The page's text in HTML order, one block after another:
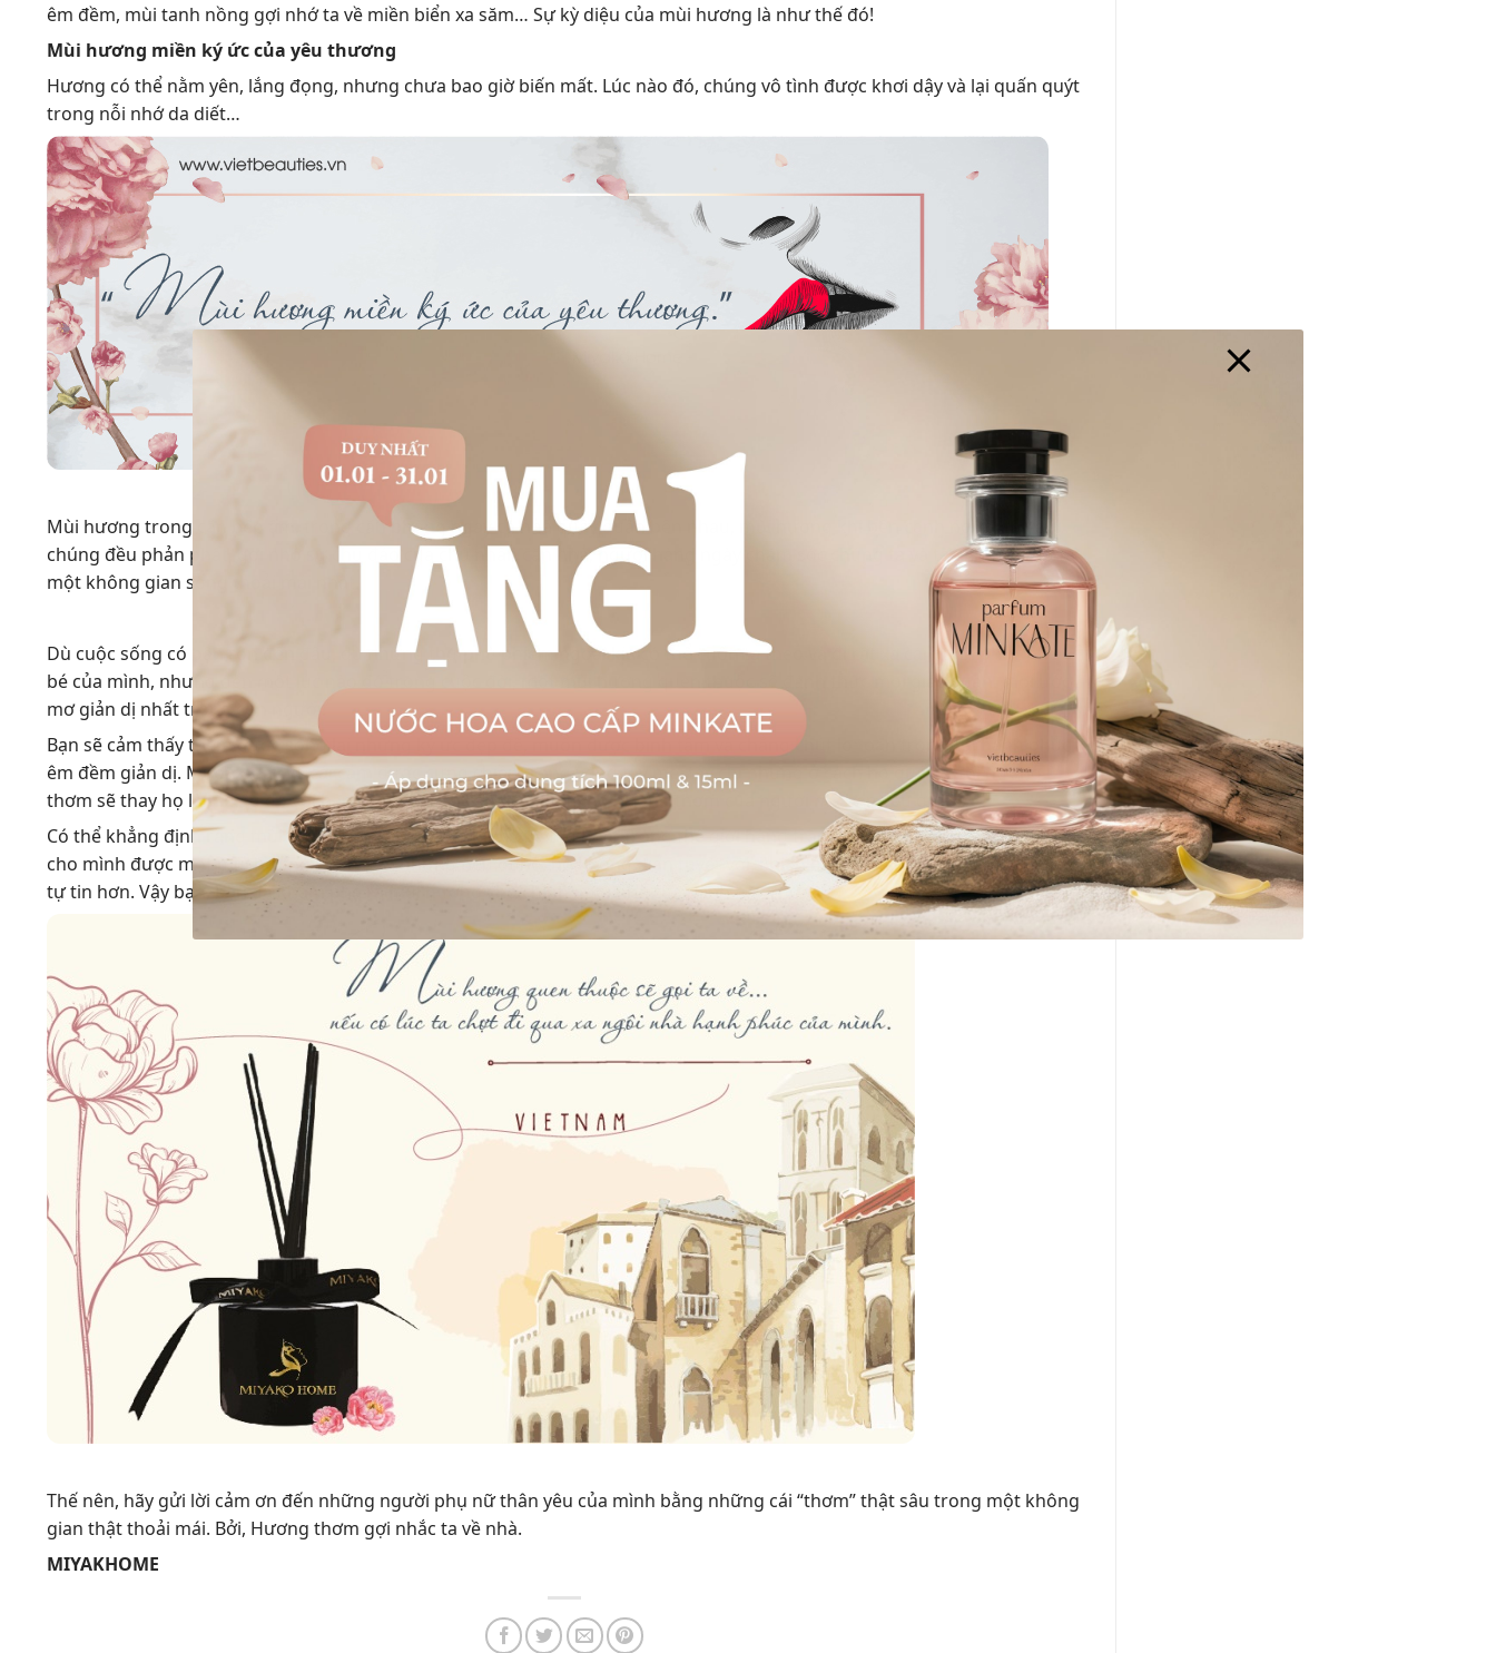
êm đềm, mùi tanh nồng gợi nhớ ta về miền biển xa săm… Sự kỳ diệu của mùi hương là như thế đó!
Mùi hương miền ký ức của yêu thương
Hương có thể nằm yên, lắng đọng, nhưng chưa bao giờ biến mất. Lúc nào đó, chúng vô tình được khơi dậy và lại quấn quýt
trong nỗi nhớ da diết…
Mùi hương trong căn bếp ấm, trong căn phòng ngay cả nhà quây quần bên nhau, mùi hương khi bên cạnh người ta yêu…
chúng đều phản phất, gợi nhớ sự chu đáo của chủ nhân căn nhà, người hàng ngày chăm sóc chúng ta và tạo cho chúng ta
một không gian sống thoải mái nhất.
Dù cuộc sống có bận rộn đến đâu, dù những thứ phù phiếm ngoài kia có thể cuốn ta theo và đi rất xa cái hạnh phúc nhỏ
bé của mình, nhưng đến một lúc nào đó trong cuộc đời, một mùi hương quen thuộc sẽ đánh thức mọi giác quan, mọi ước
mơ giản dị nhất trong con người.
Bạn sẽ cảm thấy thèm được sống lại những ký ức đẹp đẽ, muốn được bình tâm và chẳng chút lo toan trong cái hạnh phúc
êm đềm giản dị. Muốn quay về cái cảm được cưng chiều trong vòng tay mẹ, tay chị nhưng ở cách họ quá xa, thì hương
thơm sẽ thay họ làm điều đó với bạn, trong chính căn phòng mang hương thơm của người mà bạn yêu quý.
Có thể khẳng định rằng mùi hương là món quà vô hình của tạo hóa. Trong thế giới hàng trăm ngàn mùi hương, chọn lựa
cho mình được một mùi hương không dễ nhưng nếu đúng, nó không gian tuyệt vời, khiến bạn cảm thấy bay bổng hơn và
tự tin hơn. Vậy bạn, bạn đã khám phá ra mùi hương cho chính ngôi nhà của mình hay chưa?
Thế nên, hãy gửi lời cảm ơn đến những người phụ nữ thân yêu của mình bằng những cái “thơm” thật sâu trong một không
gian thật thoải mái. Bởi, Hương thơm gợi nhắc ta về nhà.
MIYAKHOME